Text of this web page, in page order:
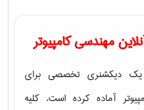
مهندسی کامپیوتر
دیکشنری تخصصی برای
آماده کرده است. کلیه